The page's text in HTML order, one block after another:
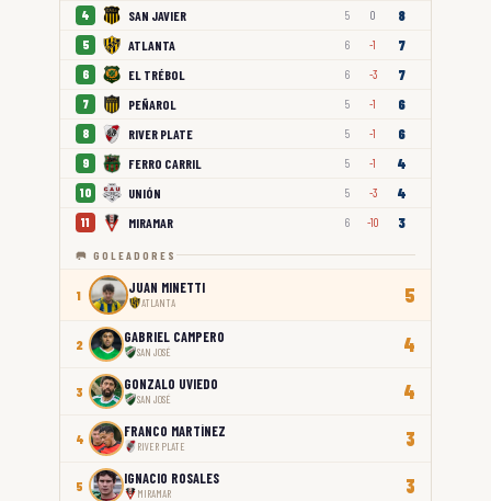
4 SAN JAVIER 5 0 8
5 ATLANTA 6 -1 7
6 EL TRÉBOL 6 -3 7
7 PEÑAROL 5 -1 6
8 RIVER PLATE 5 -1 6
9 FERRO CARRIL 5 -1 4
10 UNIÓN 5 -3 4
11 MIRAMAR 6 -10 3
🥅 GOLEADORES
1 JUAN MINETTI
ATLANTA 5
2 GABRIEL CAMPERO
SAN JOSÉ 4
3 GONZALO UVIEDO
SAN JOSÉ 4
4 FRANCO MARTÍNEZ
RIVER PLATE 3
5 IGNACIO ROSALES
MIRAMAR 3